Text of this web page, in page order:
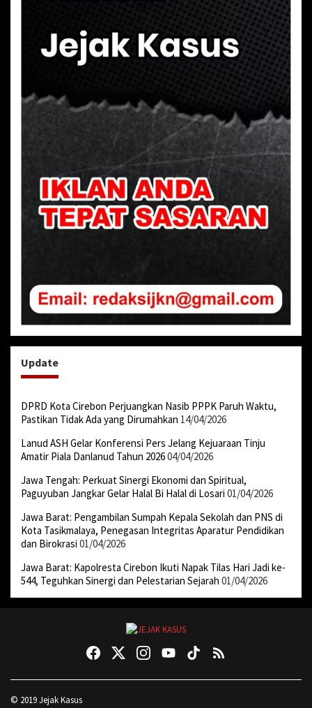
Update
DPRD Kota Cirebon Perjuangkan Nasib PPPK Paruh Waktu,
Pastikan Tidak Ada yang Dirumahkan 14/04/2026
Lanud ASH Gelar Konferensi Pers Jelang Kejuaraan Tinju
Amatir Piala Danlanud Tahun 202604/04/2026
Jawa Tengah: Perkuat Sinergi Ekonomi dan Spiritual,
Paguyuban Jangkar Gelar Halal Bi Halal di Losari 01/04/2026
Jawa Barat: Pengambilan Sumpah Kepala Sekolah dan PNS di
Kota Tasikmalaya, Penegasan Integritas Aparatur Pendidikan
dan Birokrasi 01/04/2026
Jawa Barat: Kapolresta Cirebon Ikuti Napak Tilas Hari Jadi ke-
544, Teguhkan Sinergi dan Pelestarian Sejarah 01/04/2026
© 2019 Jejak Kasus